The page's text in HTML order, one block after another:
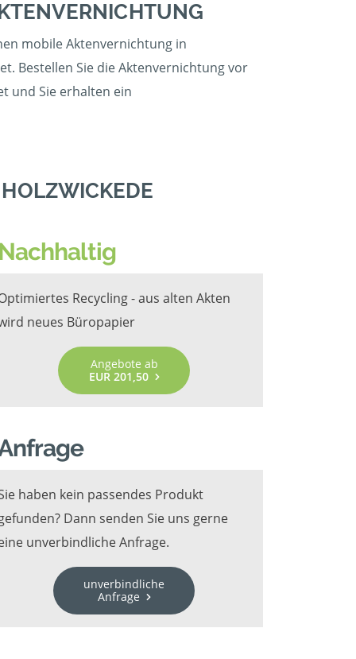
mobile Aktenvernichtung in
Bestellen Sie die Aktenvernichtung vor
und Sie erhalten ein
Recycling - aus alten Akten
neues Büropapier
Angebote ab
EUR 201,50
haben kein passendes Produkt
Dann senden Sie uns gerne
unverbindliche Anfrage.
unverbindliche
Anfrage